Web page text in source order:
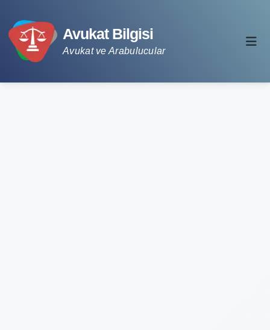
Avukat Bilgisi
Avukat ve Arabulucular